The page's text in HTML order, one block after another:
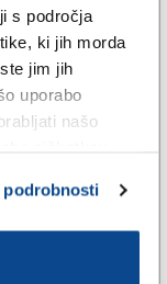
s področja
ki jih morda
jim jih
uporabo
našo
podrobnosti
ji